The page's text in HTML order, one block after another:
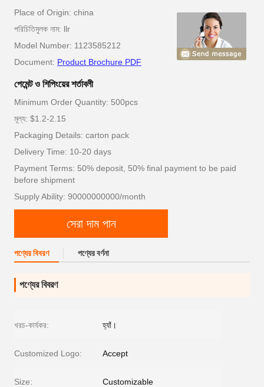
Place of Origin: china
পরিচিতিমুলক নাম: llr
Model Number: 1123585212
Document: Product Brochure PDF
পেমেন্ট ও শিপিংয়ের শর্তাবলী
Minimum Order Quantity: 500pcs
মূল্য: $1.2-2.15
Packaging Details: carton pack
Delivery Time: 10-20 days
Payment Terms: 50% deposit, 50% final payment to be paid
before shipment
Supply Ability: 90000000000/month
সেরা দাম পান
পণ্যের বিবরণ পণ্যের বর্ণনা
পণ্যের বিবরণ
খরচ-কার্যকর: হ্যাঁ।
Customized Logo: Accept
Size: Customizable